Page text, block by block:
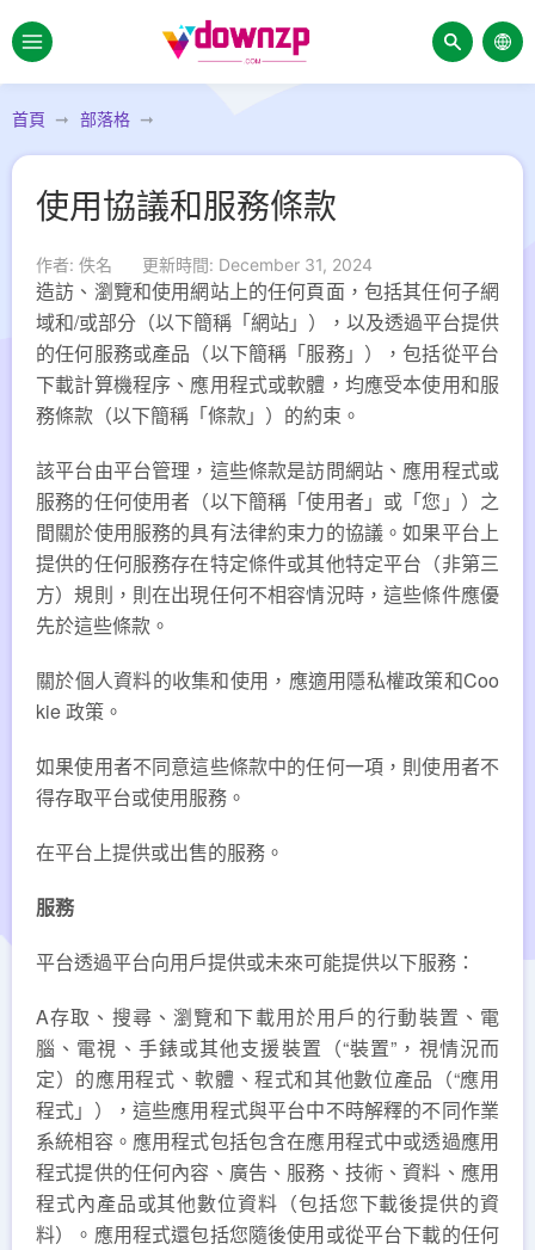
首頁 部落格
使用協議和服務條款
作者: 佚名 更新時間: December 31, 2024
造訪、瀏覽和使用網站上的任何頁面，包括其任何子網
域和/或部分（以下簡稱「網站」），以及透過平台提供
的任何服務或產品（以下簡稱「服務」），包括從平台
下載計算機程序、應用程式或軟體，均應受本使用和服
務條款（以下簡稱「條款」）的約束。
該平台由平台管理，這些條款是訪問網站、應用程式或
服務的任何使用者（以下簡稱「使用者」或「您」）之
間關於使用服務的具有法律約束力的協議。如果平台上
提供的任何服務存在特定條件或其他特定平台（非第三
方）規則，則在出現任何不相容情況時，這些條件應優
先於這些條款。
關於個人資料的收集和使用，應適用隱私權政策和Coo
kie 政策。
如果使用者不同意這些條款中的任何一項，則使用者不
得存取平台或使用服務。
在平台上提供或出售的服務。
服務
平台透過平台向用戶提供或未來可能提供以下服務：
A存取、搜尋、瀏覽和下載用於用戶的行動裝置、電
腦、電視、手錶或其他支援裝置（“裝置”，視情況而
定）的應用程式、軟體、程式和其他數位產品（“應用
程式」），這些應用程式與平台中不時解釋的不同作業
系統相容。應用程式包括包含在應用程式中或透過應用
程式提供的任何內容、廣告、服務、技術、資料、應用
程式內產品或其他數位資料（包括您下載後提供的資
料）。應用程式還包括您隨後使用或從平台下載的任何